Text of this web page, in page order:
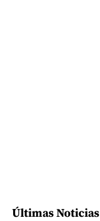
Últimas Noticias